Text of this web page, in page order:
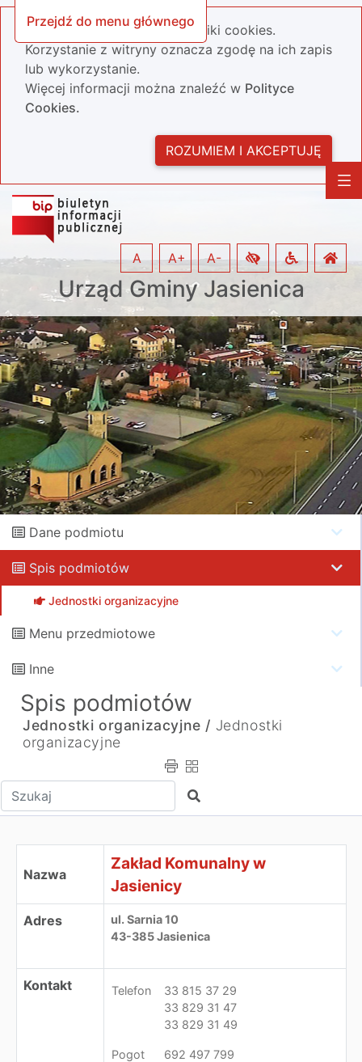
Przejdź do menu głównego
Nasza strona wykorzystuje pliki cookies.
Korzystanie z witryny oznacza zgodę na ich zapis
lub wykorzystanie.
Więcej informacji można znaleźć w Polityce
Cookies.
ROZUMIEM I AKCEPTUJĘ
Urząd Gminy Jasienica
A A+ A-
Dane podmiotu
Spis podmiotów
Jednostki organizacyjne
Menu przedmiotowe
Inne
Spis podmiotów
Jednostki organizacyjne / Jednostki
organizacyjne
Wpisz tekst do wyszukania Szukaj
Zakład Komunalny w Jasienicy
Nazwa
Zakład Komunalny w
Jasienicy
Adres
ul. Sarnia 10
43-385 Jasienica
Kontakt Telefon
33 815 37 29
33 829 31 47
33 829 31 49
Pogot
692 497 799